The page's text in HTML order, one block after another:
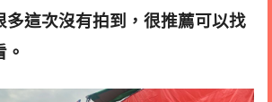
多這次沒有拍到，很推薦可以找
。